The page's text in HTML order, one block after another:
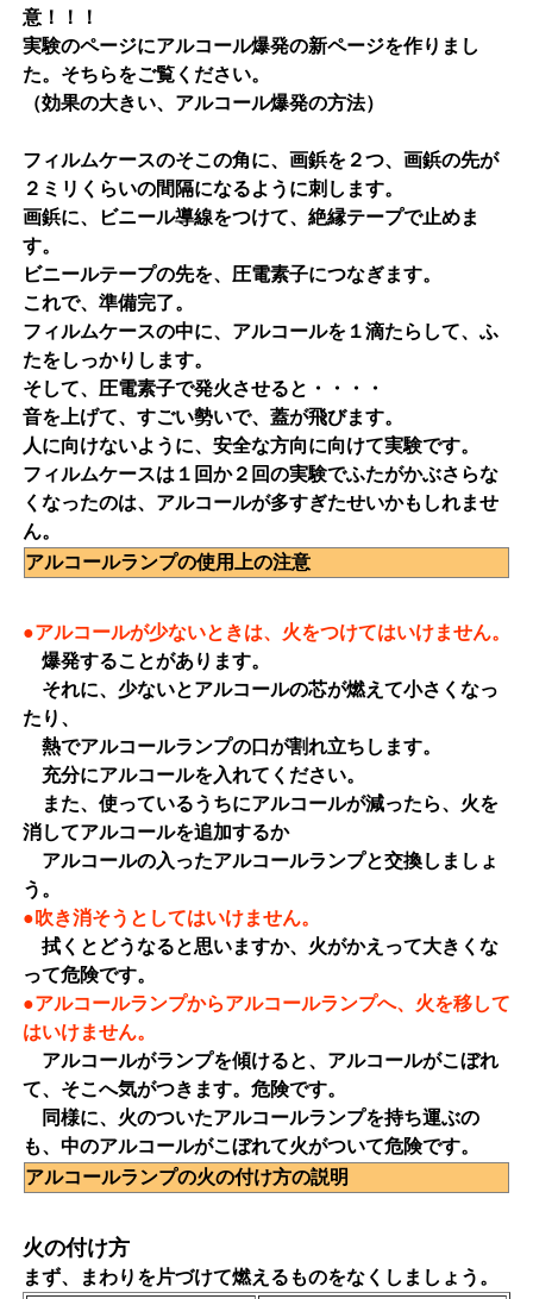
意！！！
実験のページにアルコール爆発の新ページを作りまし
た。そちらをご覧ください。
（効果の大きい、アルコール爆発の方法）
フィルムケースのそこの角に、画鋲を２つ、画鋲の先が
２ミリくらいの間隔になるように刺します。
画鋲に、ビニール導線をつけて、絶縁テープで止めま
す。
ビニールテープの先を、圧電素子につなぎます。
これで、準備完了。
フィルムケースの中に、アルコールを１滴たらして、ふ
たをしっかりします。
そして、圧電素子で発火させると・・・・
音を上げて、すごい勢いで、蓋が飛びます。
人に向けないように、安全な方向に向けて実験です。
フィルムケースは１回か２回の実験でふたがかぶさらな
くなったのは、アルコールが多すぎたせいかもしれませ
ん。
アルコールランプの使用上の注意
●アルコールが少ないときは、火をつけてはいけません。
爆発することがあります。
それに、少ないとアルコールの芯が燃えて小さくなっ
たり、
熱でアルコールランプの口が割れ立ちします。
充分にアルコールを入れてください。
また、使っているうちにアルコールが減ったら、火を
消してアルコールを追加するか
アルコールの入ったアルコールランプと交換しましょ
う。
●吹き消そうとしてはいけません。
拭くとどうなると思いますか、火がかえって大きくな
って危険です。
●アルコールランプからアルコールランプへ、火を移して
はいけません。
アルコールがランプを傾けると、アルコールがこぼれ
て、そこへ気がつきます。危険です。
同様に、火のついたアルコールランプを持ち運ぶの
も、中のアルコールがこぼれて火がついて危険です。
アルコールランプの火の付け方の説明
火の付け方
まず、まわりを片づけて燃えるものをなくしましょう。